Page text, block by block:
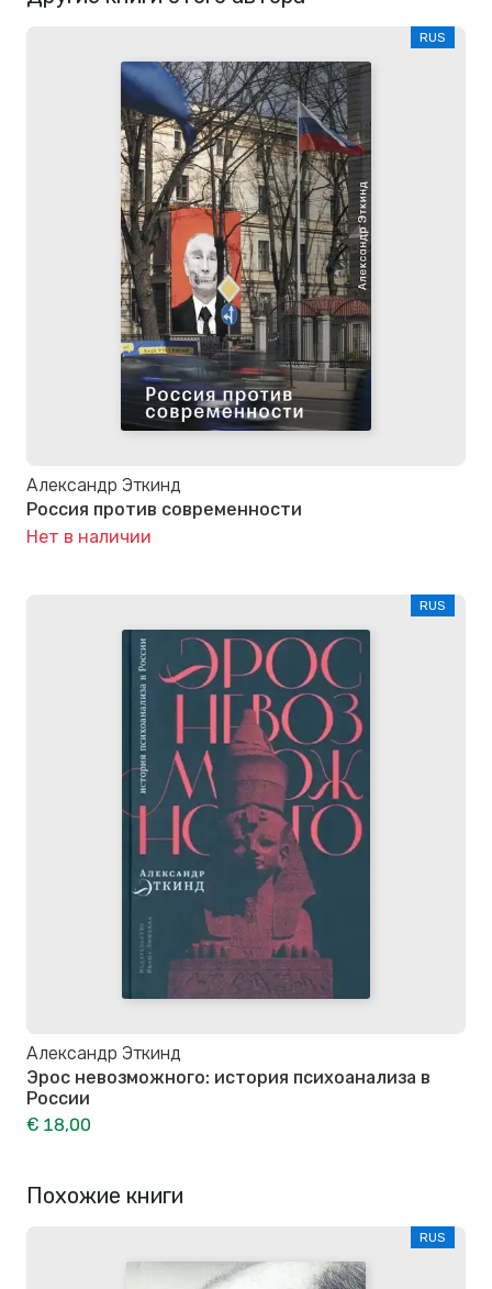
RUS
Александр Эткинд
Россия против современности
Нет в наличии
RUS
Александр Эткинд
Эрос невозможного: история психоанализа в
России
€ 18,00
Похожие книги
RUS